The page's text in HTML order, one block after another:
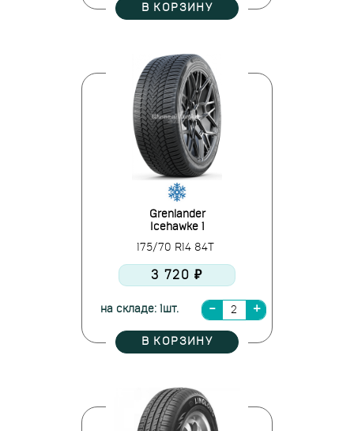
В КОРЗИНУ
Grenlander
Icehawke 1
175/70 R14 84T
3 720 ₽
на складе: 1шт.
В КОРЗИНУ